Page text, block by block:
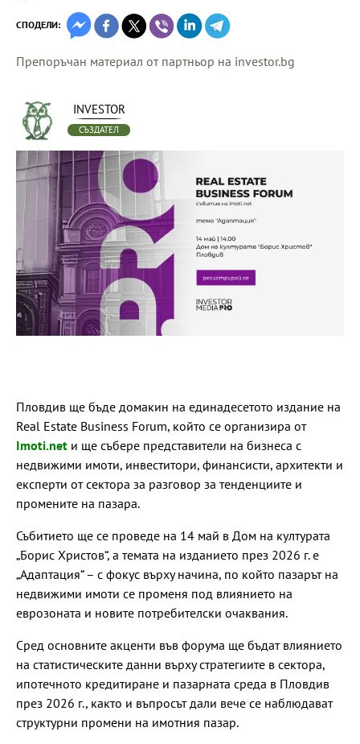
СПОДЕЛИ:
Препоръчан материал от партньор на investor.bg
INVESTOR
СЪЗДАТЕЛ
Пловдив ще бъде домакин на единадесетото издание на
Real Estate Business Forum, който се организира от
Imoti.net и ще събере представители на бизнеса с
недвижими имоти, инвеститори, финансисти, архитекти и
експерти от сектора за разговор за тенденциите и
промените на пазара.
Събитието ще се проведе на 14 май в Дом на културата
„Борис Христов“, а темата на изданието през 2026 г. е
„Адаптация“ – с фокус върху начина, по който пазарът на
недвижими имоти се променя под влиянието на
еврозоната и новите потребителски очаквания.
Сред основните акценти във форума ще бъдат влиянието
на статистическите данни върху стратегиите в сектора,
ипотечното кредитиране и пазарната среда в Пловдив
през 2026 г., както и въпросът дали вече се наблюдават
структурни промени на имотния пазар.